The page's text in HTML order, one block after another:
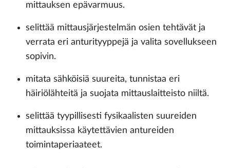
mittauksen epävarmuus.
selittää mittausjärjestelmän osien tehtävät ja
verrata eri anturityyppejä ja valita sovellukseen
sopivin.
mitata sähköisiä suureita, tunnistaa eri
häiriölähteitä ja suojata mittauslaitteisto niiltä.
selittää tyypillisesti fysikaalisten suureiden
mittauksissa käytettävien antureiden
toimintaperiaateet.